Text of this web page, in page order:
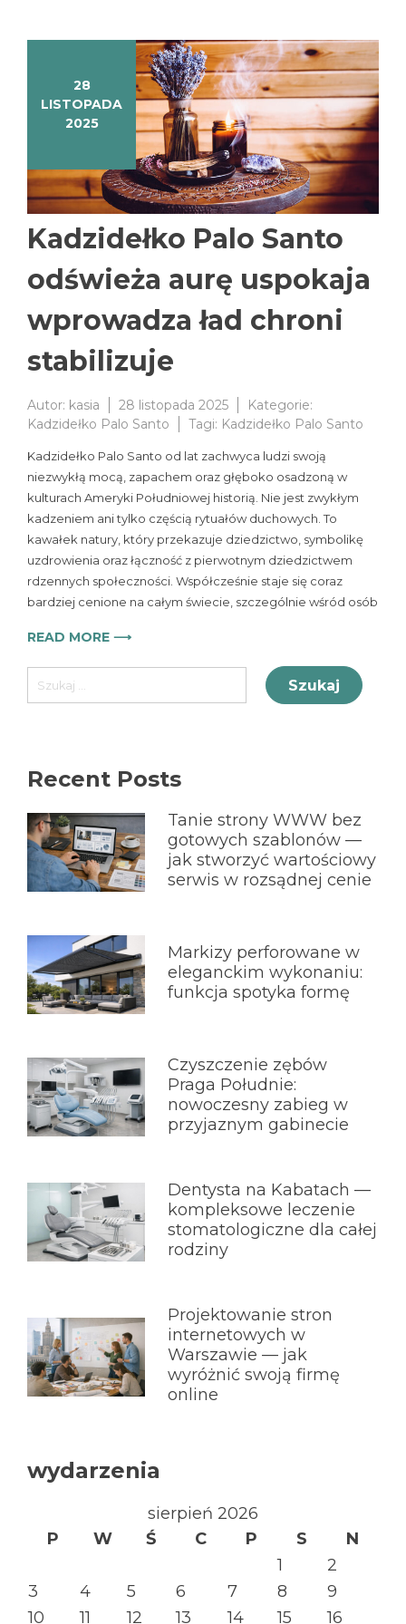
28
LISTOPADA
2025
Kadzidełko Palo Santo
odświeża aurę uspokaja
wprowadza ład chroni
stabilizuje
Autor: kasia 28 listopada 2025
Kategorie:
Kadzidełko Palo Santo
Tagi: Kadzidełko Palo Santo
Kadzidełko Palo Santo od lat zachwyca ludzi swoją
niezwykłą mocą, zapachem oraz głęboko osadzoną w
kulturach Ameryki Południowej historią. Nie jest zwykłym
kadzeniem ani tylko częścią rytuałów duchowych. To
kawałek natury, który przekazuje dziedzictwo, symbolikę
uzdrowienia oraz łączność z pierwotnym dziedzictwem
rdzennych społeczności. Współcześnie staje się coraz
bardziej cenione na całym świecie, szczególnie wśród osób
READ MORE ⟶
Szukaj:
Recent Posts
Tanie strony WWW bez
gotowych szablonów —
jak stworzyć wartościowy
serwis w rozsądnej cenie
Markizy perforowane w
eleganckim wykonaniu:
funkcja spotyka formę
Czyszczenie zębów
Praga Południe:
nowoczesny zabieg w
przyjaznym gabinecie
Dentysta na Kabatach —
kompleksowe leczenie
stomatologiczne dla całej
rodziny
Projektowanie stron
internetowych w
Warszawie — jak
wyróżnić swoją firmę
online
wydarzenia
sierpień 2026
P
W Ś C P S
N
1
2
3
4 5 6 7 8
9
10
11 12 13 14 15 16